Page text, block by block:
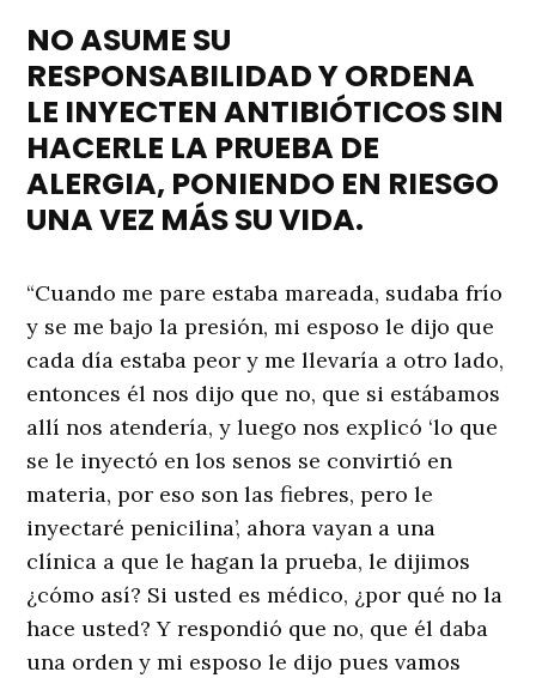
NO ASUME SU
RESPONSABILIDAD Y ORDENA
LE INYECTEN ANTIBIÓTICOS SIN
HACERLE LA PRUEBA DE
ALERGIA, PONIENDO EN RIESGO
UNA VEZ MÁS SU VIDA.
“Cuando me pare estaba mareada, sudaba frío
y se me bajo la presión, mi esposo le dijo que
cada día estaba peor y me llevaría a otro lado,
entonces él nos dijo que no, que si estábamos
allí nos atendería, y luego nos explicó ‘lo que
se le inyectó en los senos se convirtió en
materia, por eso son las fiebres, pero le
inyectaré penicilina’, ahora vayan a una
clínica a que le hagan la prueba, le dijimos
¿cómo así? Si usted es médico, ¿por qué no la
hace usted? Y respondió que no, que él daba
una orden y mi esposo le dijo pues vamos